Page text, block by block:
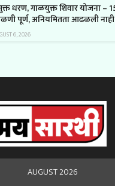
धरण, गाळयुक्त शिवार योजना –
पूर्ण, अनियमितता आढळली
6, 2026
AUGUST 2026